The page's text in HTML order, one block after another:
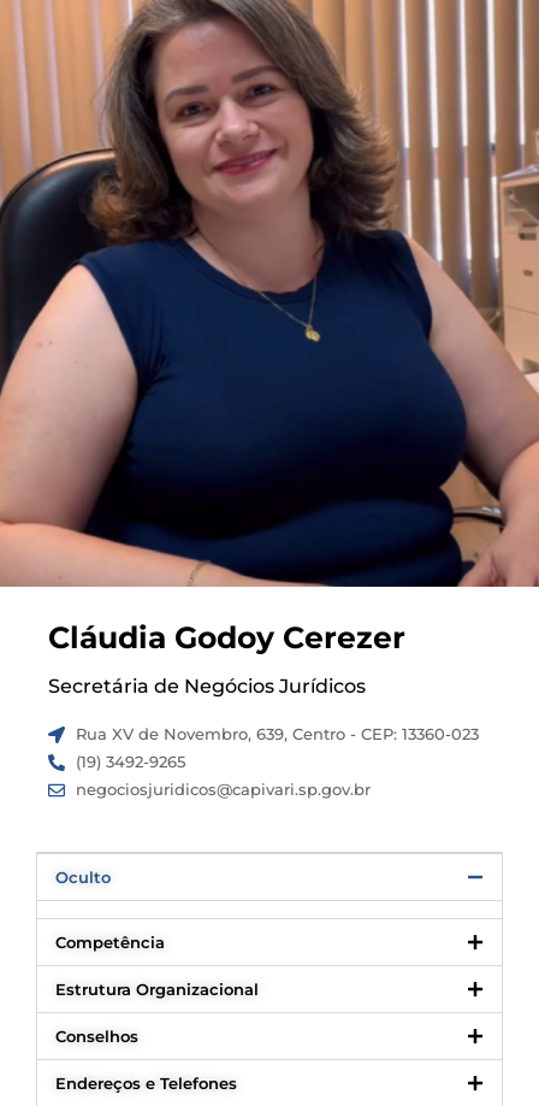
Cláudia Godoy Cerezer
Secretária de Negócios Jurídicos
Rua XV de Novembro, 639, Centro - CEP: 13360-023
(19) 3492-9265
negociosjuridicos@capivari.sp.gov.br
Oculto
Competência
Estrutura Organizacional
Conselhos
Endereços e Telefones